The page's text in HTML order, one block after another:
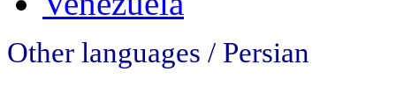
Other languages / Persian